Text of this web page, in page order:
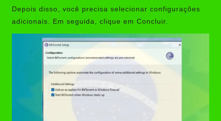
Depois disso, você precisa selecionar configurações
adicionais. Em seguida, clique em Concluir.